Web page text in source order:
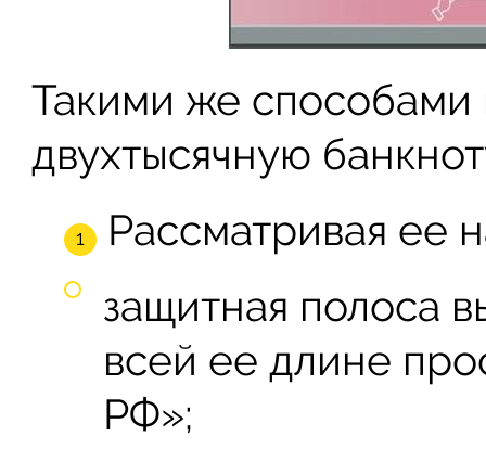
Такими же
двухтысячную
Рассматривая ее
защитная полоса
всей ее длине
РФ»;